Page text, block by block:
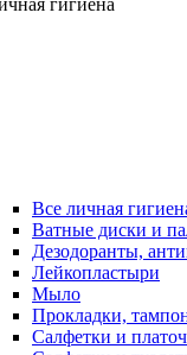
гигиена
Все личная
Ватные диски и
Дезодоранты,
Лейкопластыри
Мыло
Прокладки,
Салфетки и